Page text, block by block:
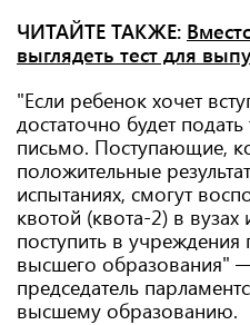
ЧИТАЙТЕ ТАКЖЕ:
выглядеть тест для
"Если ребенок хочет
достаточно будет
письмо. Поступающие,
положительные
испытаниях, смогут
квотой (квота-2) в
поступить в
высшего образования"
председатель
высшему образованию.